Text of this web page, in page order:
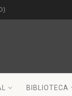
BIBLIOTECA